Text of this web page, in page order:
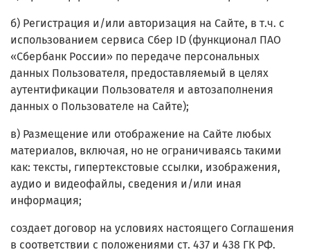
б) Регистрация и/или авторизация на Сайте, в т.ч. с
использованием сервиса Сбер ID (функционал ПАО
«Сбербанк России» по передаче персональных
данных Пользователя, предоставляемый в целях
аутентификации Пользователя и автозаполнения
данных о Пользователе на Сайте);
в) Размещение или отображение на Сайте любых
материалов, включая, но не ограничиваясь такими
как: тексты, гипертекстовые ссылки, изображения,
аудио и видеофайлы, сведения и/или иная
информация;
создает договор на условиях настоящего Соглашения
в соответствии с положениями ст. 437 и 438 ГК РФ.